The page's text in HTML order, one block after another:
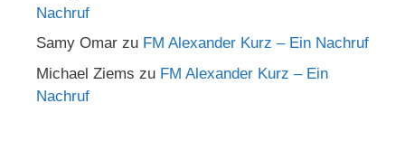
Nachruf
Samy Omar zu FM Alexander Kurz – Ein Nachruf
Michael Ziems zu FM Alexander Kurz – Ein
Nachruf